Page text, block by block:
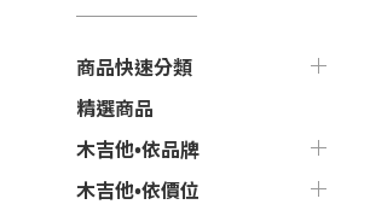
商品快速分類
精選商品
木吉他•依品牌
木吉他•依價位